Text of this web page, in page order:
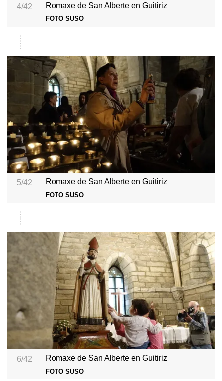
4/42 Romaxe de San Alberte en Guitiriz
FOTO SUSO
5/42 Romaxe de San Alberte en Guitiriz
FOTO SUSO
6/42 Romaxe de San Alberte en Guitiriz
FOTO SUSO